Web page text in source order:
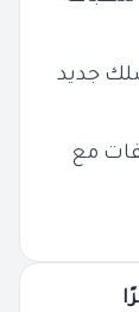
جديد
مع